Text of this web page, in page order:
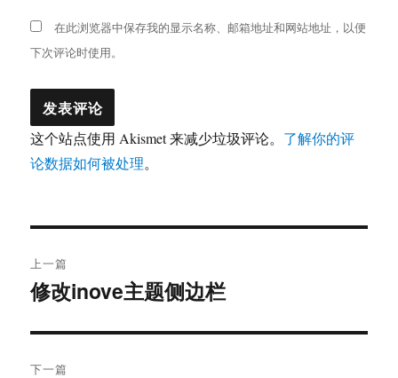
在此浏览器中保存我的显示名称、邮箱地址和网站地址，以便
下次评论时使用。
这个站点使用 Akismet 来减少垃圾评论。 了解你的评
论数据如何被处理。
章
航
上一篇
上
文
章：
修改inove主题侧边栏
下一篇